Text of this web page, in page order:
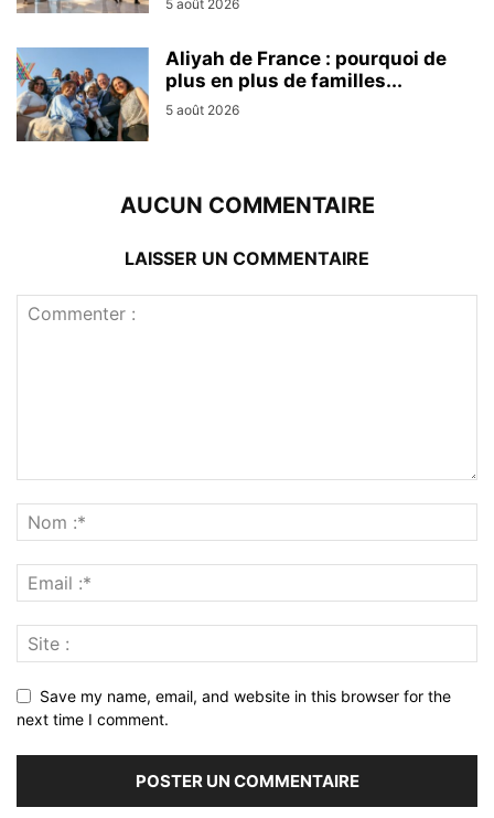
5 août 2026
Aliyah de France : pourquoi de
plus en plus de familles...
5 août 2026
AUCUN COMMENTAIRE
LAISSER UN COMMENTAIRE
Save my name, email, and website in this browser for the
next time I comment.